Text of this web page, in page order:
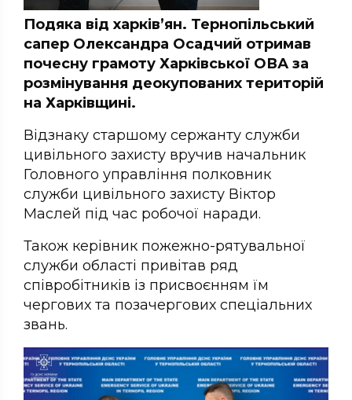
Подяка від харків’ян. Тернопільський
сапер Олександра Осадчий отримав
почесну грамоту Харківської ОВА за
розмінування деокупованих територій
на Харківщині.
Відзнаку старшому сержанту служби
цивільного захисту вручив начальник
Головного управління полковник
служби цивільного захисту Віктор
Маслей під час робочої наради.
Також керівник пожежно-рятувальної
служби області привітав ряд
співробітників із присвоєнням їм
чергових та позачергових спеціальних
звань.